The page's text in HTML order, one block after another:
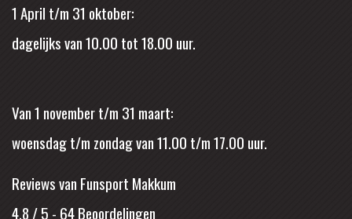
1 April t/m 31 oktober:
dagelijks van 10.00 tot 18.00 uur.
Van 1 november t/m 31 maart:
woensdag t/m zondag van 11.00 t/m 17.00 uur.
Reviews van Funsport Makkum
4.8 / 5 - 64Beoordelingen